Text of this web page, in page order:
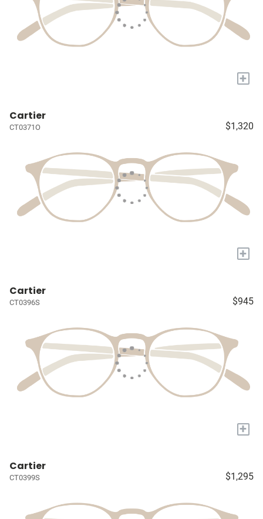
+
Cartier
CT0371O $1,320
+
Cartier
CT0396S $945
+
Cartier
CT0399S $1,295